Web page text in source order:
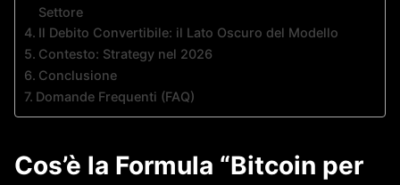
Settore
Il Debito Convertibile: il Lato Oscuro del Modello
Contesto: Strategy nel 2026
Conclusione
Domande Frequenti (FAQ)
Cos’è la Formula “Bitcoin per